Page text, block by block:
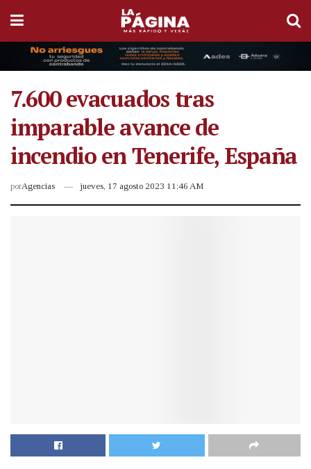
7.600 evacuados tras
imparable avance de
incendio en Tenerife, España
porAgencias jueves, 17 agosto 2023 11:46 AM